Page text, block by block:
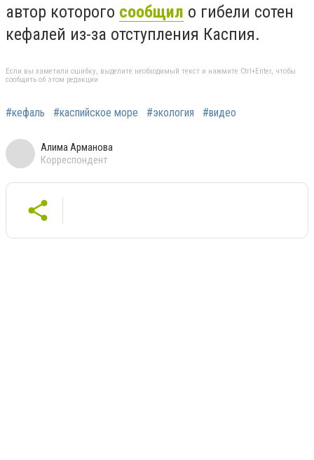
автор которого сообщил о гибели сотен
кефалей из-за отступления Каспия.
Если вы заметили ошибку, выделите необходимый текст и нажмите Ctrl+Enter, чтобы
сообщить об этом редакции
#кефаль #каспийское море #экология #видео
Алима Арманова
Корреспондент